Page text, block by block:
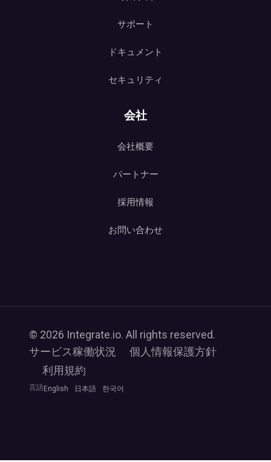
サポート
ドキュメント
セキュリティ
会社
会社概要
パートナー
採用情報
お問い合わせ
© 2026 Integrate.io. All rights reserved.
サービス稼働状況
個人情報保護方針
利用規約
言語 English 日本語 한국어